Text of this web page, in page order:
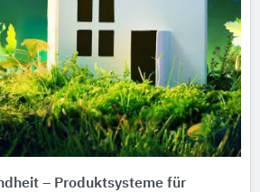
– Produktsysteme für